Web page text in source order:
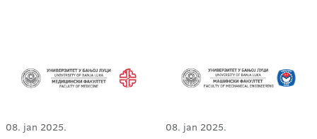
08. jan 2025. 08. jan 2025.